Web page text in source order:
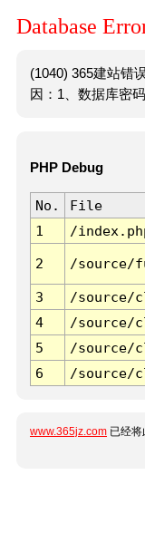
Database
(1040) 365建站错
因：1、数据库密
PHP Debug
No. File
1
/
2 /source/
3 /source/
4
/source/
5
/source/
6
/source/
www.365jz.com 已经